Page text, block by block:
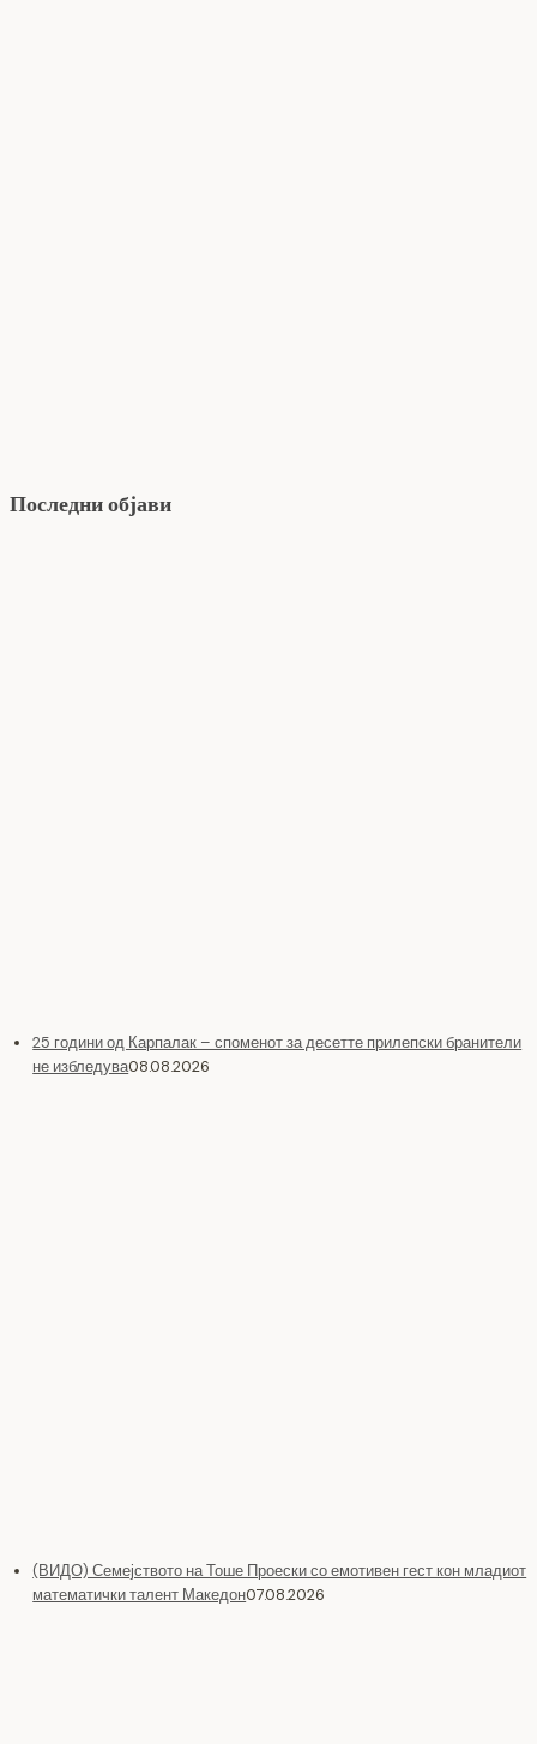
Последни објави
25 години од Карпалак – споменот за десетте прилепски бранители
не избледува08.08.2026
(ВИДО) Семејството на Тоше Проески со емотивен гест кон младиот
математички талент Македон07.08.2026